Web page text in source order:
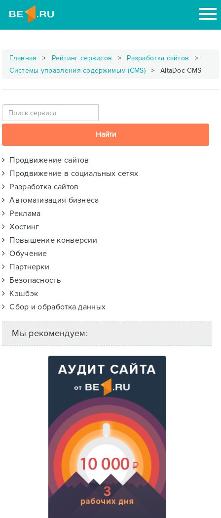
Главная Рейтинг сервисов
Разработка сайтов
Системы управления содержимым (CMS)
AltaDoc-CMS
Продвижение сайтов
Продвижение в социальных сетях
Разработка сайтов
Автоматизация бизнеса
Реклама
Хостинг
Повышение конверсии
Обучение
Партнерки
Безопасность
Кэшбэк
Сбор и обработка данных
Мы рекомендуем: